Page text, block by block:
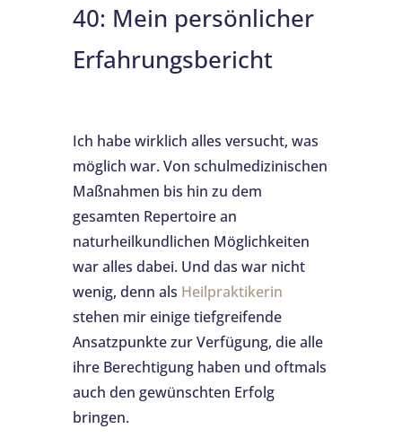
40: Mein persönlicher
Erfahrungsbericht
Ich habe wirklich alles versucht, was
möglich war. Von schulmedizinischen
Maßnahmen bis hin zu dem
gesamten Repertoire an
naturheilkundlichen Möglichkeiten
war alles dabei. Und das war nicht
wenig, denn als Heilpraktikerin
stehen mir einige tiefgreifende
Ansatzpunkte zur Verfügung, die alle
ihre Berechtigung haben und oftmals
auch den gewünschten Erfolg
bringen.